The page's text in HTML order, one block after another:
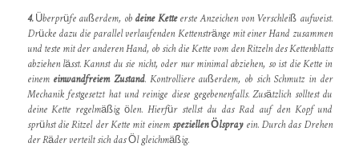
4.Überprüfe außerdem, obdeine Ketteerste Anzeichen von Verschleiß aufweist.
Drücke dazu die parallel verlaufenden Kettenstränge mit einer Hand zusammen
und teste mit der anderen Hand, ob sich die Kette vom den Ritzeln des Kettenblatts
abziehen lässt. Kannst du sie nicht, oder nur minimal abziehen, so ist die Kette in
einemeinwandfreiem Zustand. Kontrolliere außerdem, ob sich Schmutz in der
Mechanik festgesetzt hat und reinige diese gegebenenfalls. Zusätzlich solltest du
deine Kette regelmäßig ölen. Hierfür stellst du das Rad auf den Kopf und
sprühst die Ritzel der Kette mit einemspeziellen Ölsprayein. Durch das Drehen
der Räder verteilt sich das Öl gleichmäßig.